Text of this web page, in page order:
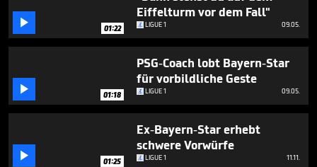
seconds
 01:22
Eiffelturm vor dem Fall"
LIGUE 1 09.05.
 01:18
PSG-Coach lobt Bayern-Star
für vorbildliche Geste
LIGUE 1 09.05.
 01:25
Ex-Bayern-Star erhebt
schwere Vorwürfe
LIGUE 1 11.11.